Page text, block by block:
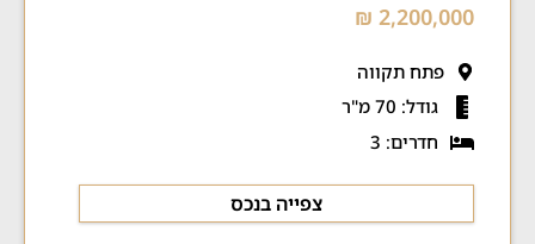
2,200,000 ₪
פתח תקווה
גודל: 70 מ"ר
חדרים: 3
צפייה בנכס